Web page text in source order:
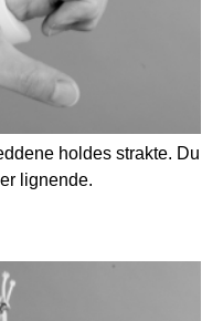
holdes strakte. Du
lignende.